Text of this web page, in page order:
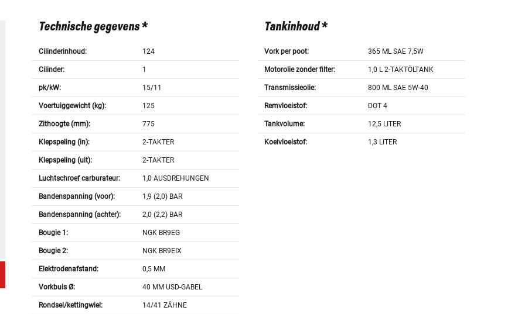
Technische gegevens *
Cilinderinhoud: 124
Cilinder: 1
pk/kW: 15/11
Voertuiggewicht (kg): 125
Zithoogte (mm): 775
Klepspeling (in): 2-TAKTER
Klepspeling (uit): 2-TAKTER
Luchtschroef carburateur: 1,0 AUSDREHUNGEN
Bandenspanning (voor): 1,9 (2,0) BAR
Bandenspanning (achter): 2,0 (2,2) BAR
Bougie 1: NGK BR9EG
Bougie 2: NGK BR9EIX
Elektrodenafstand: 0,5 MM
Vorkbuis Ø: 40 MM USD-GABEL
Rondsel/kettingwiel: 14/41 ZÄHNE
Tankinhoud *
Vork per poot: 365 ML SAE 7,5W
Motorolie zonder filter: 1,0 L 2-TAKTÖLTANK
Transmissieolie: 800 ML SAE 5W-40
Remvloeistof: DOT 4
Tankvolume: 12,5 LITER
Koelvloeistof: 1,3 LITER